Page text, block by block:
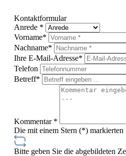
Kontaktformular
Anrede *
Vorname*
Nachname*
Ihre E-Mail-Adresse*
Telefon
Betreff*
Kommentar *
Die mit einem Stern (*) markierten
Bitte geben Sie die abgebildeten